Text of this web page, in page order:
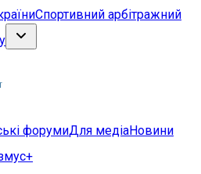
Спортивний арбітражний
форумиДля медіаНовини